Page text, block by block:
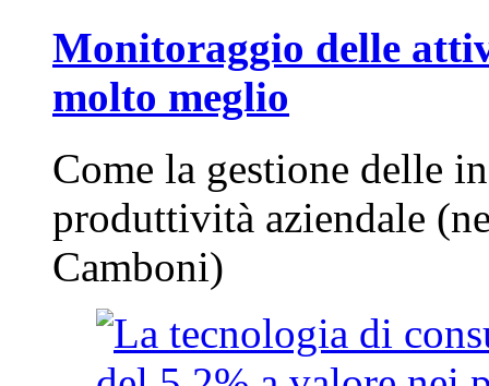
Monitoraggio delle
molto meglio
Come la gestione delle
produttività aziendale
Camboni)